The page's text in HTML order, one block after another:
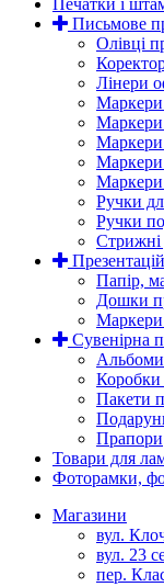
Печатки і
Письмове
Олівці
Лінери
Маркери
Маркери
Маркери
Маркери
Ручки
Ручки
Стрижні
Папір,
Дошки
Маркери
Сувенірна
Коробки
Пакети
Прапори
Товари для
Фоторамки,
Магазини
вул.
вул. 23
пер.